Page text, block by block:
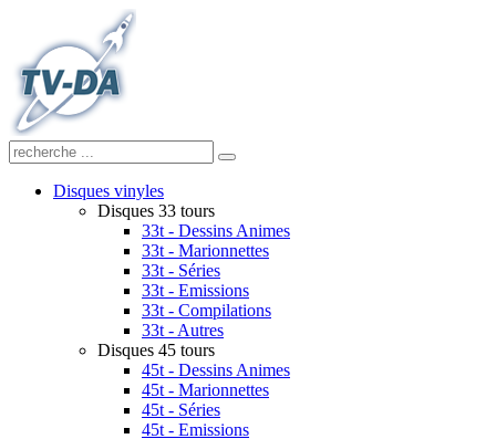
Disques vinyles
Disques 33 tours
33t - Dessins Animes
33t - Marionnettes
33t - Séries
33t - Emissions
33t - Compilations
33t - Autres
Disques 45 tours
45t - Dessins Animes
45t - Marionnettes
45t - Séries
45t - Emissions